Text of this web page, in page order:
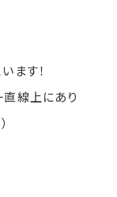
ます！
直線上にあり